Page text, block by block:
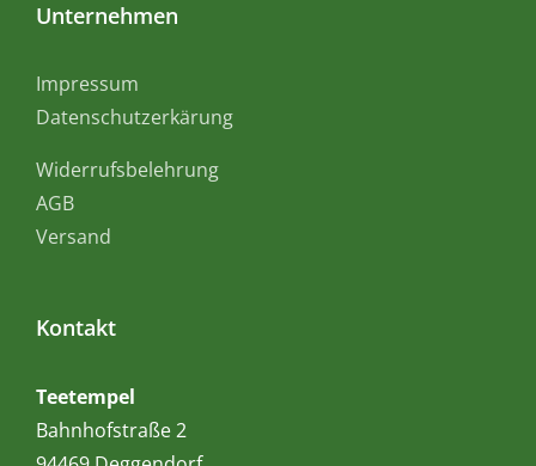
Unternehmen
Impressum
Datenschutzerkärung
Widerrufsbelehrung
AGB
Versand
Kontakt
Teetempel
Bahnhofstraße 2